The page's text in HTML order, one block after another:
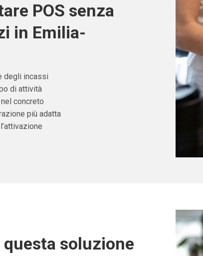
POS senza
in Emilia-
degli incassi
di attività
concreto
più adatta
soluzione